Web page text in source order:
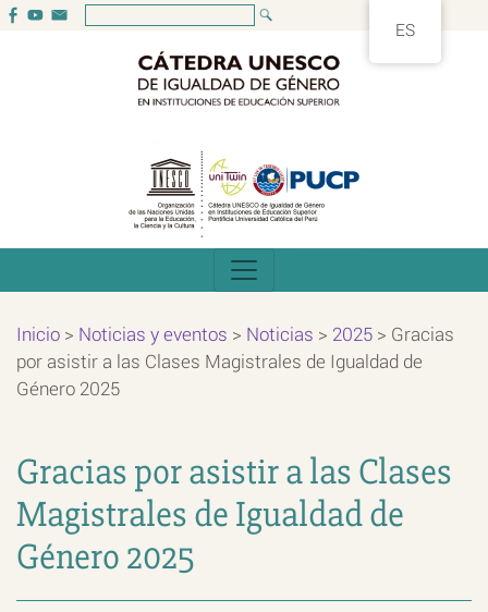
Inicio > Noticias y eventos > Noticias > 2025 > Gracias
por asistir a las Clases Magistrales de Igualdad de
Género 2025
Gracias por asistir a las Clases
Magistrales de Igualdad de
Género 2025
ES